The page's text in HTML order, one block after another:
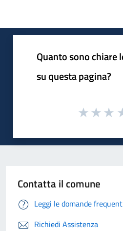
Quanto sono chiare
su questa pagina?
Contatta il comune
Leggi le domande
Richiedi Assistenza